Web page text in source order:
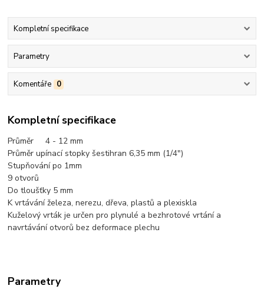
Kompletní specifikace
Parametry
Komentáře 0
Kompletní specifikace
Průměr 4 - 12 mm
Průměr upínací stopky šestihran 6,35 mm (1/4")
Stupňování po 1mm
9 otvorů
Do tloušťky 5 mm
K vrtávání železa, nerezu, dřeva, plastů a plexiskla
Kuželový vrták je určen pro plynulé a bezhrotové vrtání a
navrtávání otvorů bez deformace plechu
Parametry